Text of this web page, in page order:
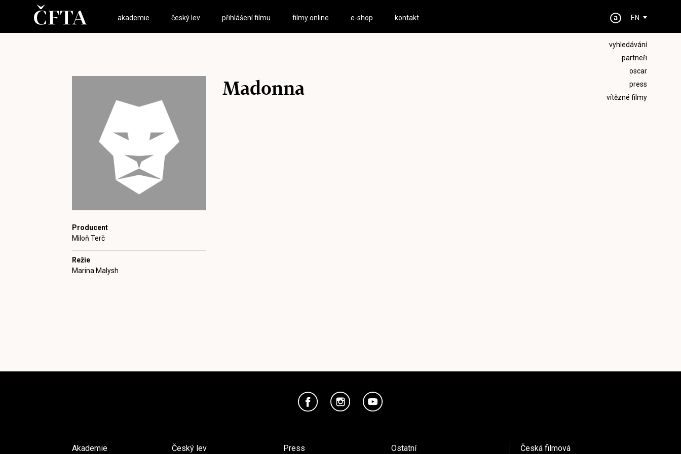
akademie český lev přihlášení filmu filmy online e-shop kontakt EN
vyhledávání
partneři
oscar
press
vítězné filmy
Producent
Miloň Terč
Režie
Marina Malysh
Madonna
Akademie Český lev Press Ostatní Česká filmová